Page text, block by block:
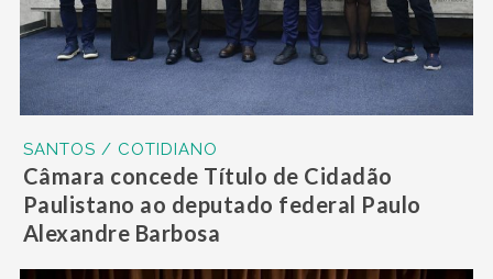
SANTOS / COTIDIANO
Câmara concede Título de Cidadão
Paulistano ao deputado federal Paulo
Alexandre Barbosa